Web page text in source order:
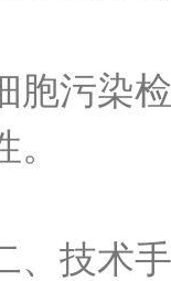
染检
技术手